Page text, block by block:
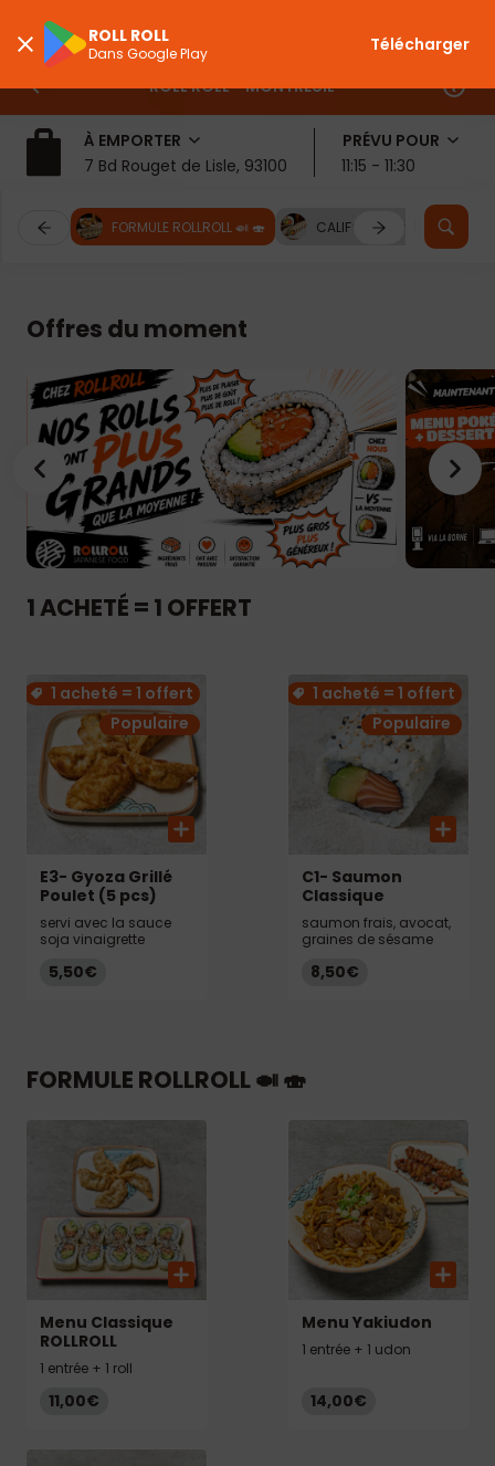
ROLL ROLL
Dans Google Play
Télécharger
ROLL ROLL - MONTREUIL
À EMPORTER
7 Bd Rouget de Lisle, 93100, Montreuil
PRÉVU POUR
11:15 - 11:30
FORMULE ROLLROLL 🍛 🍣 CALIFORNIA ROLLS (10
Offres du moment
1 ACHETÉ = 1 OFFERT
E3- Gyoza Grillé
Poulet (5 pcs)
servi avec la sauce
soja vinaigrette
5,50€
1 acheté = 1 offert
Populaire
C1- Saumon
Classique
saumon frais, avocat,
graines de sésame
8,50€
1 acheté = 1 offert
Populaire
FORMULE ROLLROLL 🍛 🍣
Menu Classique
ROLLROLL
1 entrée + 1 roll
11,00€
Menu Yakiudon
1 entrée + 1 udon
14,00€